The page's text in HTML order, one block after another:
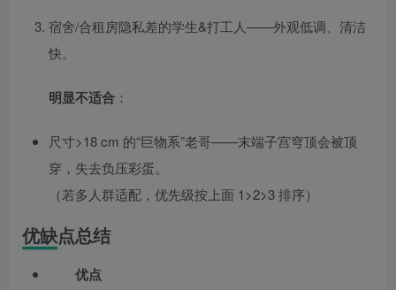
宿舍/合租房隐私差的学生&打工人——外观低调、清洁
快。
明显不适合 ：
尺寸>18 cm 的“巨物系”老哥——末端子宫穹顶会被顶
穿，失去负压彩蛋。
（若多人群适配，优先级按上面 1>2>3 排序）
优缺点总结
优点